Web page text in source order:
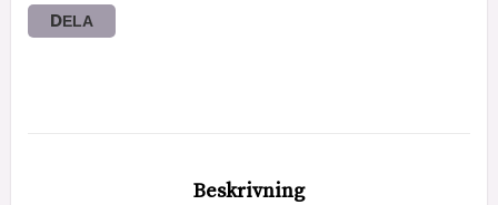
DELA
Beskrivning